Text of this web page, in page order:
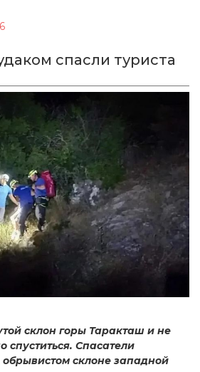
спасли туриста
склон горы Таракташ и не
спуститься. Спасатели
склоне западной